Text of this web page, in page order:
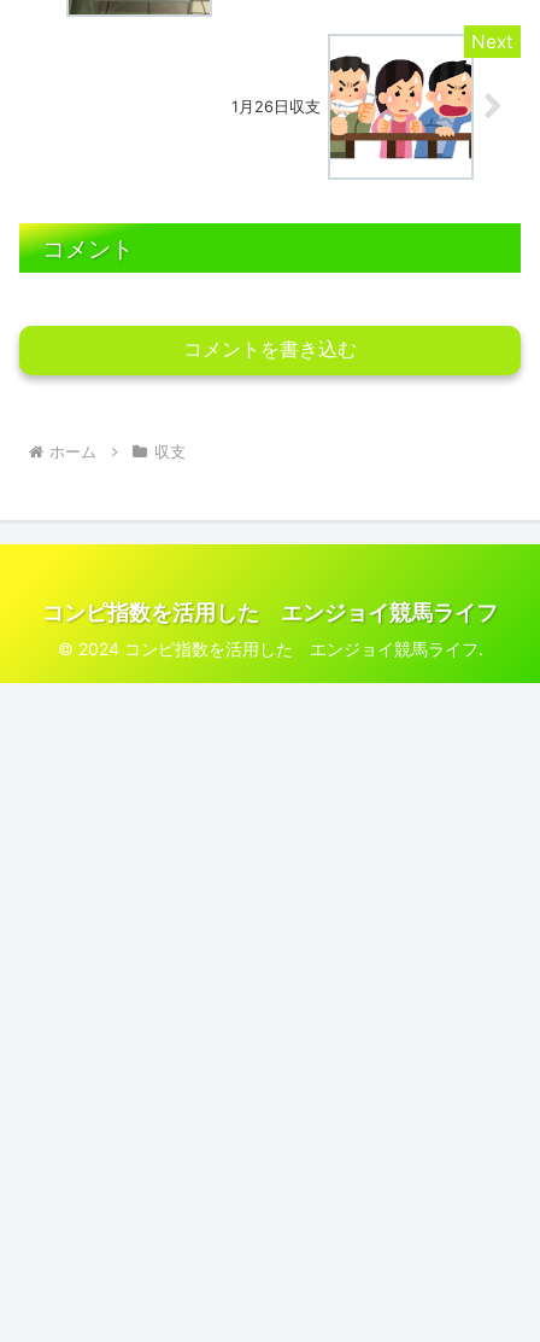
1月26日収支
コメント
コメントを書き込む
ホーム 収支
コンピ指数を活用した エンジョイ競馬ライフ
© 2024 コンピ指数を活用した エンジョイ競馬ライフ.